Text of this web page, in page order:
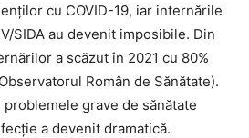
cu COVID-19, iar internările
SIDA au devenit imposibile. Din
a scăzut în 2021 cu 80%
Român de Sănătate).
grave de sănătate
a devenit dramatică.